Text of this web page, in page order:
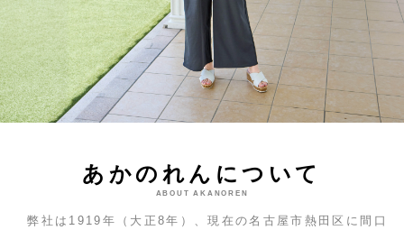
あかのれんについて
ABOUT AKANOREN
弊社は1919年（大正8年）、現在の名古屋市熱田区に間口